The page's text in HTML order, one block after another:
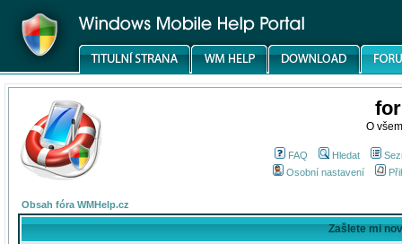
O
FAQ Hledat
Osobní nastavení
Obsah fóra WMHelp.cz
Zašlete mi